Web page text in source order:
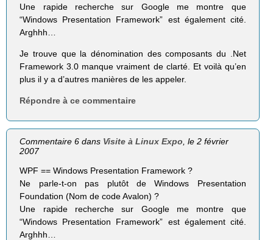
Une rapide recherche sur Google me montre que
“Windows Presentation Framework” est également cité.
Arghhh…
Je trouve que la dénomination des composants du .Net
Framework 3.0 manque vraiment de clarté. Et voilà qu’en
plus il y a d’autres manières de les appeler.
Répondre à ce commentaire
Commentaire 6 dans Visite à Linux Expo , le 2 février
2007
WPF == Windows Presentation Framework ?
Ne parle-t-on pas plutôt de Windows Presentation
Foundation (Nom de code Avalon) ?
Une rapide recherche sur Google me montre que
“Windows Presentation Framework” est également cité.
Arghhh…